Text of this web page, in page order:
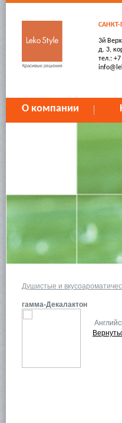
САНКТ-
3й
д. 3,
тел.:
О компании
Душистые и
гамма-Декалактон